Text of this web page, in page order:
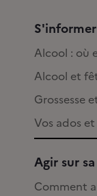
Alcool : où
Alcool et
Grossesse
Vos ados
Agir sur
Comment